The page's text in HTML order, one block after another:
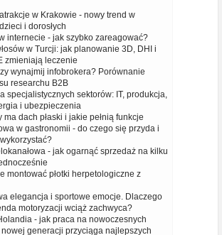
w Krakowie - nowy trend w
i dorosłych
internecie - jak szybko zareagować?
w Turcji: jak planowanie 3D, DHI i
zmieniają leczenie
wynajmij infobrokera? Porównanie
researchu B2B
specjalistycznych sektorów: IT, produkcja,
i ubezpieczenia
ma dach płaski i jakie pełnią funkcje
w gastronomii - do czego się przyda i
- jak ogarnąć sprzedaż na kilku
montować płotki herpetologiczne z
elegancja i sportowe emocje. Dlaczego
motoryzacji wciąż zachwyca?
- jak praca na nowoczesnych
generacji przyciąga najlepszych